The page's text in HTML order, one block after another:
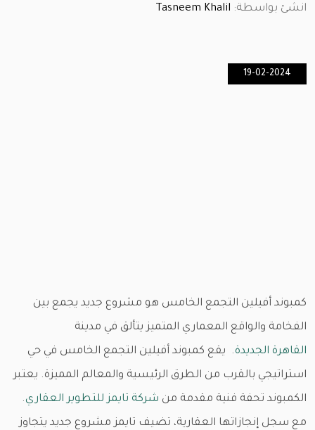
انشئ بواسطة: Tasneem Khalil
19-02-2024
كمبوند أفيلين التجمع الخامس هو مشروع جديد يجمع بين
الفخامة والواقع المعماري المتميز يتألق في مدينة
القاهرة الجديدة. يقع كمبوند أفيلين التجمع الخامس في حي
استراتيجي بالقرب من الطرق الرئيسية والمعالم المميزة. يعتبر
الكمبوند تحفة فنية مقدمة من شركة تايمز للتطوير العقاري.
مع سجل إنجازاتها العقارية، تضيف تايمز مشروع جديد يتجاوز